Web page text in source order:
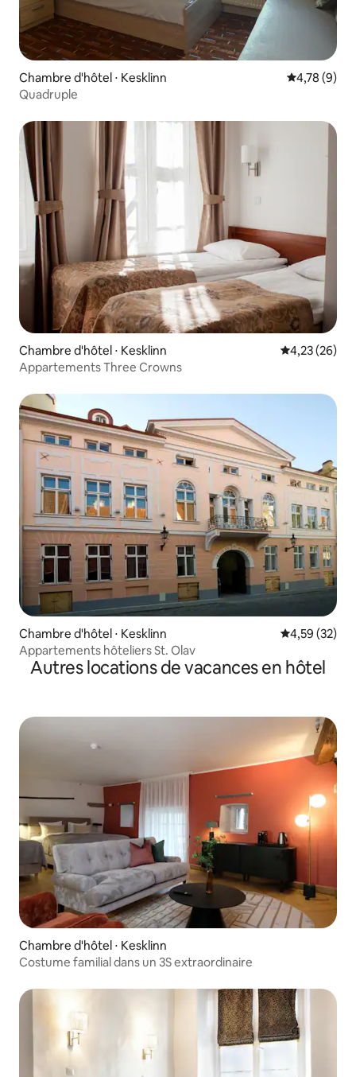
Chambre d'hôtel ⋅ Kesklinn Évaluation
4,78 (9)
Quadruple
Chambre d'hôtel ⋅ Kesklinn Évaluation
4,23 (26)
Appartements Three Crowns
Chambre d'hôtel ⋅ Kesklinn Évaluation
4,59 (32)
Appartements hôteliers St. Olav
Autres locations de vacances en hôtel
Chambre d'hôtel ⋅ Kesklinn
Costume familial dans un 3S extraordinaire